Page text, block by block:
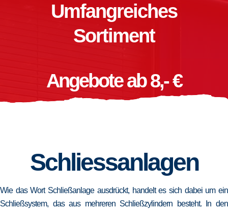
Umfangreiches
Sortiment
Angebote ab 8,- €
Schliessanlagen
Wie das Wort Schließanlage ausdrückt, handelt es sich dabei um ein
Schließsystem, das aus mehreren Schließzylindern besteht. In den